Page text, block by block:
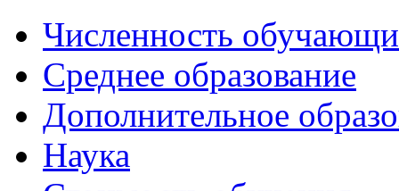
Численность
Среднее образование
Дополнительное
Наука